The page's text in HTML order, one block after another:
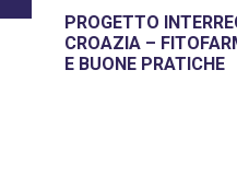
PROGETTO
CROAZIA –
E BUONE PRATICHE